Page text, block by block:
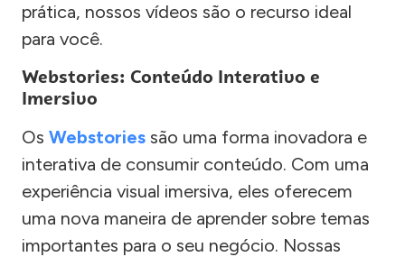
prática, nossos vídeos são o recurso ideal
para você.
Webstories: Conteúdo Interativo e
Imersivo
Os Webstories são uma forma inovadora e
interativa de consumir conteúdo. Com uma
experiência visual imersiva, eles oferecem
uma nova maneira de aprender sobre temas
importantes para o seu negócio. Nossas